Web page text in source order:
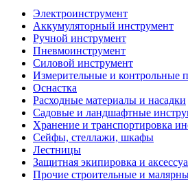
Электроинструмент
Аккумуляторный инструмент
Ручной инструмент
Пневмоинструмент
Силовой инструмент
Измерительные и контрольные
Оснастка
Расходные материалы и насадки
Садовые и ландшафтные
Хранение и транспортировка
Сейфы, стеллажи, шкафы
Лестницы
Защитная экипировка и
Прочие строительные и